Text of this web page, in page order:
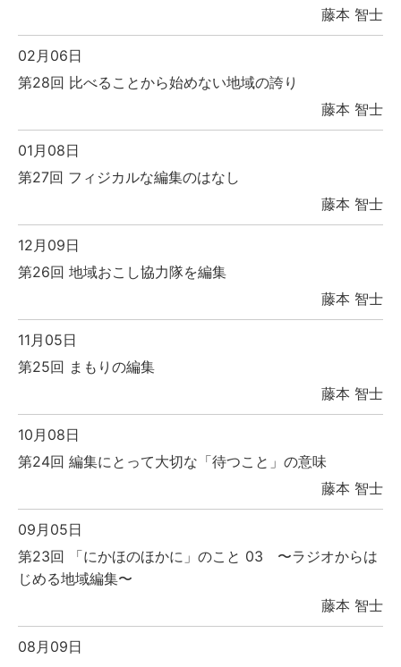
藤本 智士
02月06日
第28回 比べることから始めない地域の誇り
藤本 智士
01月08日
第27回 フィジカルな編集のはなし
藤本 智士
12月09日
第26回 地域おこし協力隊を編集
藤本 智士
11月05日
第25回 まもりの編集
藤本 智士
10月08日
第24回 編集にとって大切な「待つこと」の意味
藤本 智士
09月05日
第23回 「にかほのほかに」のこと 03 〜ラジオからは
じめる地域編集〜
藤本 智士
08月09日